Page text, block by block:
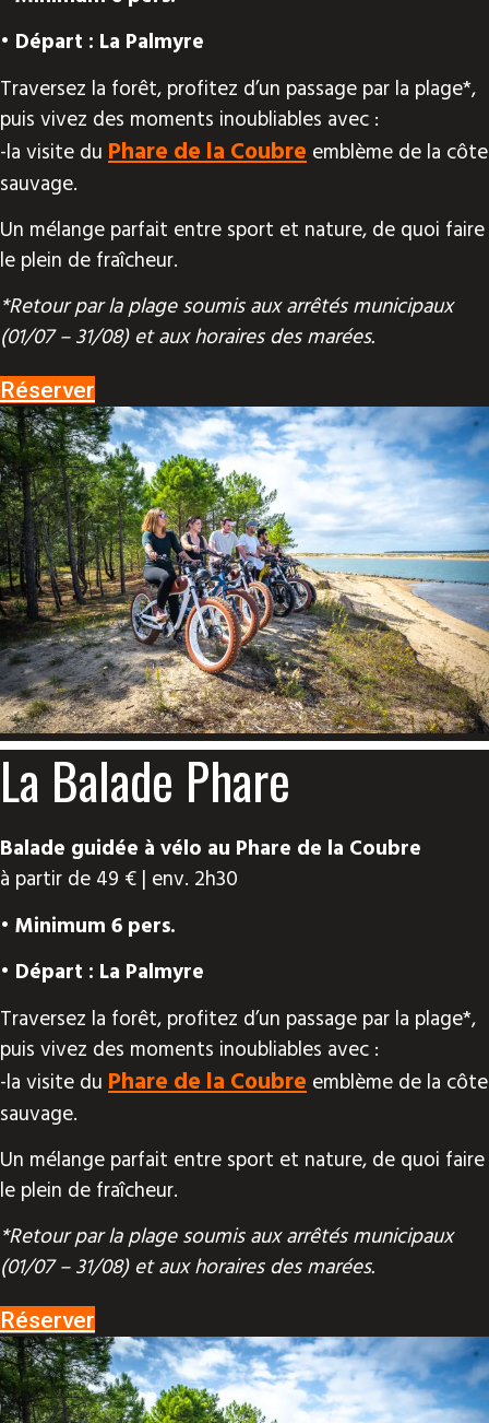
• Départ : La Palmyre
Traversez la forêt, profitez d’un passage par la plage*,
puis vivez des moments inoubliables avec :
-la visite du Phare de la Coubre emblème de la côte
sauvage.
Un mélange parfait entre sport et nature, de quoi faire
le plein de fraîcheur.
*Retour par la plage soumis aux arrêtés municipaux
(01/07 – 31/08) et aux horaires des marées.
Réserver
La Balade Phare
Balade guidée à vélo au Phare de la Coubre
à partir de 49 € | env. 2h30
• Minimum 6 pers.
• Départ : La Palmyre
Traversez la forêt, profitez d’un passage par la plage*,
puis vivez des moments inoubliables avec :
-la visite du Phare de la Coubre emblème de la côte
sauvage.
Un mélange parfait entre sport et nature, de quoi faire
le plein de fraîcheur.
*Retour par la plage soumis aux arrêtés municipaux
(01/07 – 31/08) et aux horaires des marées.
Réserver